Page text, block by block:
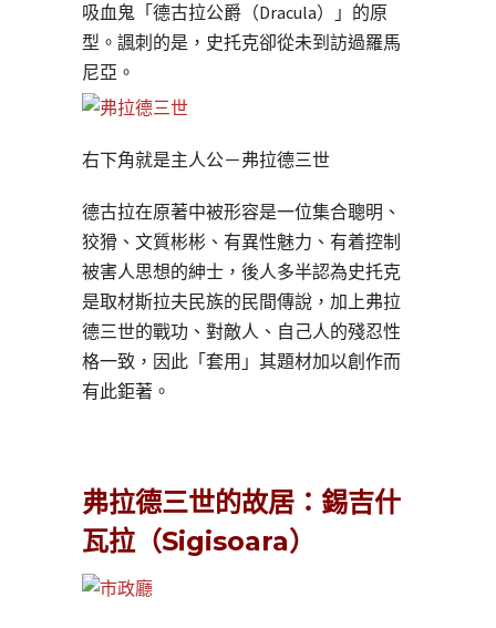
吸血鬼「德古拉公爵（Dracula）」的原
型。諷刺的是，史托克卻從未到訪過羅馬
尼亞。
右下角就是主人公－弗拉德三世
德古拉在原著中被形容是一位集合聰明、
狡猾、文質彬彬、有異性魅力、有着控制
被害人思想的紳士，後人多半認為史托克
是取材斯拉夫民族的民間傳說，加上弗拉
德三世的戰功、對敵人、自己人的殘忍性
格一致，因此「套用」其題材加以創作而
有此鉅著。
弗拉德三世的故居：錫吉什
瓦拉（Sigisoara）